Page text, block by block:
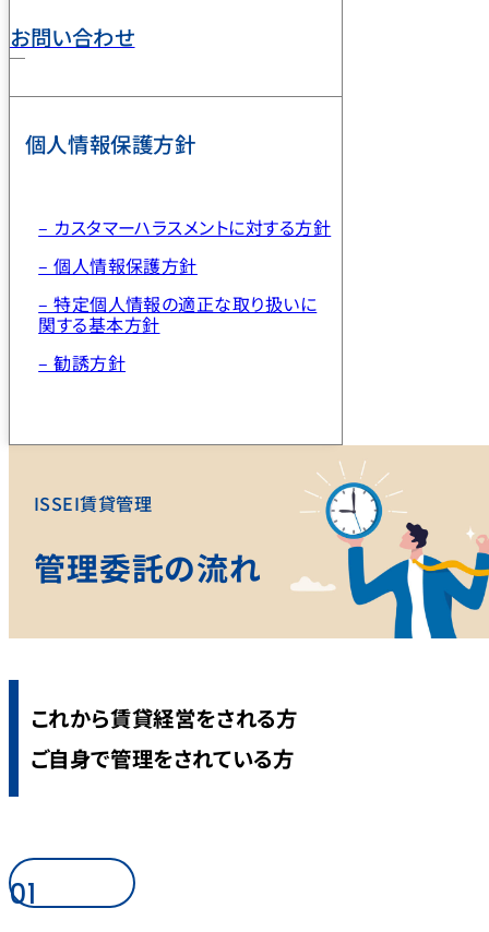
お問い合わせ
個人情報保護方針
– カスタマーハラスメントに対する方針
– 個人情報保護方針
– 特定個人情報の適正な取り扱いに
関する基本方針
– 勧誘方針
ISSEI賃貸管理
管理委託の流れ
これから賃貸経営をされる方
ご自身で管理をされている方
01